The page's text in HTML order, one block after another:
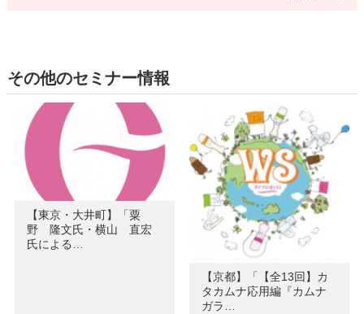
その他のセミナー情報
【東京・大井町】「粟
野 隆文氏・横山 直宏
氏による…
【京都】「【全13回】カ
タカムナ応用編『カムナ
ガラ…